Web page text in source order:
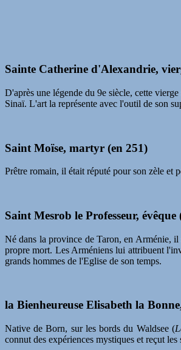
Sainte Catherine d'Alexandrie,
D'après une légende du 9e siècle, cette
Sinaï. L'art la représente avec l'outil de son
Saint Moïse, martyr (en 251)
Prêtre romain, il était réputé pour son zèle et
Saint Mesrob le Professeur, évêque
Né dans la province de Taron, en Arménie,
propre mort. Les Arméniens lui attribuent
grands hommes de l'Eglise de son temps.
la Bienheureuse Elisabeth la
Native de Born, sur les bords du Waldsee (
connut des expériences mystiques et reçut